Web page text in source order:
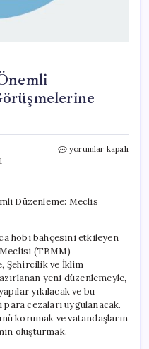
Hobi
Düzenleme:
Meclis
Gidiliyor
için
yorumlar kapalı
hobi bahçesini etkileyen
(TBMM)
Şehircilik ve İklim
yeni düzenlemeyle,
yıkılacak ve bu
cezaları uygulanacak.
korumak ve vatandaşların
oluşturmak.